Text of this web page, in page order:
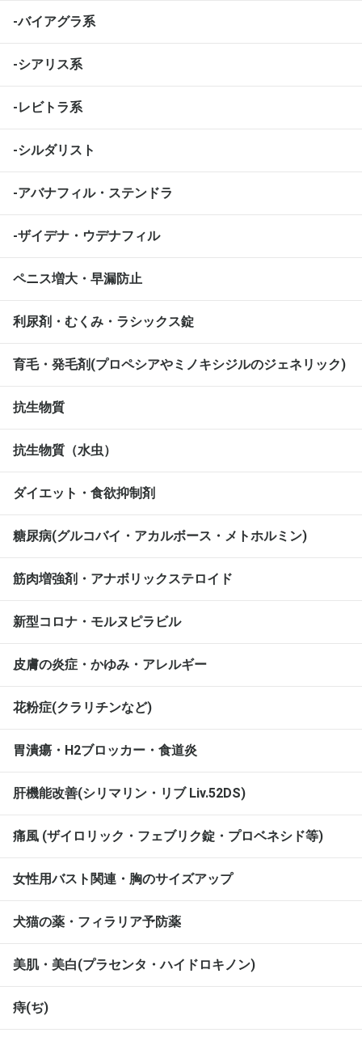
-バイアグラ系
-シアリス系
-レビトラ系
-シルダリスト
-アバナフィル・ステンドラ
-ザイデナ・ウデナフィル
ペニス増大・早漏防止
利尿剤・むくみ・ラシックス錠
育毛・発毛剤(プロペシアやミノキシジルのジェネリック)
抗生物質
抗生物質（水虫）
ダイエット・食欲抑制剤
糖尿病(グルコバイ・アカルボース・メトホルミン)
筋肉増強剤・アナボリックステロイド
新型コロナ・モルヌピラビル
皮膚の炎症・かゆみ・アレルギー
花粉症(クラリチンなど)
胃潰瘍・H2ブロッカー・食道炎
肝機能改善(シリマリン・リブ Liv.52DS)
痛風 (ザイロリック・フェブリク錠・プロベネシド等)
女性用バスト関連・胸のサイズアップ
犬猫の薬・フィラリア予防薬
美肌・美白(プラセンタ・ハイドロキノン)
痔(ぢ)